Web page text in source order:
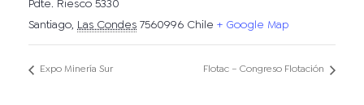
Pdte. Riesco 5330
Santiago, Las Condes 7560996 Chile + Google Map
Expo Minería Sur Flotac – Congreso Flotación